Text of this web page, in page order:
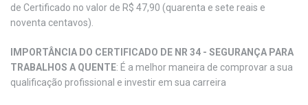
de Certificado no valor de R$ 47,90 (quarenta e sete reais e
noventa centavos).
IMPORTÂNCIA DO CERTIFICADO DE NR 34 - SEGURANÇA PARA
TRABALHOS A QUENTE: É a melhor maneira de comprovar a sua
qualificação profissional e investir em sua carreira